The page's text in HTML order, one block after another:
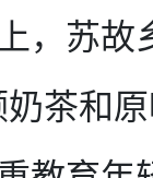
，苏故
茶和